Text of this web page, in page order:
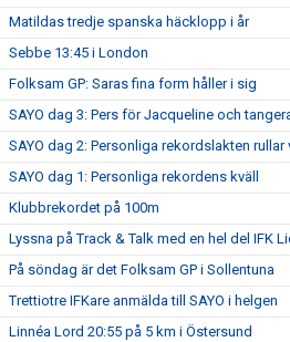
Matildas tredje spanska häcklopp i år
Sebbe 13:45 i London
Folksam GP: Saras fina form håller i sig
SAYO dag 3: Pers för Jacqueline och
SAYO dag 2: Personliga rekordslakten rullar
SAYO dag 1: Personliga rekordens kväll
Klubbrekordet på 100m
Lyssna på Track & Talk med en hel del IFK
På söndag är det Folksam GP i Sollentuna
Trettiotre IFKare anmälda till SAYO i helgen
Linnéa Lord 20:55 på 5 km i Östersund